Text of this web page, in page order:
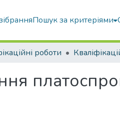
Пошук за критеріями
роботи